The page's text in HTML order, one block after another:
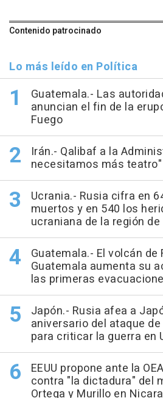
Contenido patrocinado
Lo más leído en Política
Guatemala.- Las
anuncian el fin de la
Fuego
Irán.- Qalibaf a la
necesitamos más teatro"
Ucrania.- Rusia cifra en
muertos y en 540 los
ucraniana de la región
Guatemala.- El volcán de
Guatemala aumenta su
las primeras
Japón.- Rusia afea a
aniversario del ataque de
para criticar la guerra en
EEUU propone ante la
contra "la dictadura" del
Ortega y Murillo en